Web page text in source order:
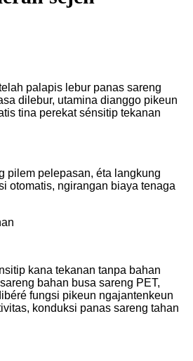
palapis lebur panas sareng
dilebur, utamina dianggo pikeun
tina perekat sénsitip tekanan
pilem pelepasan, éta langkung
otomatis, ngirangan biaya tenaga
kana tekanan tanpa bahan
bahan busa sareng PET,
fungsi pikeun ngajantenkeun
konduksi panas sareng tahan